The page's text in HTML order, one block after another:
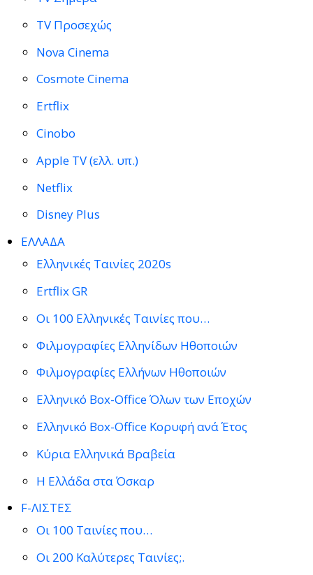
TV Προσεχώς
Nova Cinema
Cosmote Cinema
Ertflix
Cinobo
Apple TV (ελλ. υπ.)
Netflix
Disney Plus
ΕΛΛΑΔΑ
Ελληνικές Ταινίες 2020s
Ertflix GR
Οι 100 Ελληνικές Ταινίες που…
Φιλμογραφίες Ελληνίδων Ηθοποιών
Φιλμογραφίες Ελλήνων Ηθοποιών
Ελληνικό Box-Office Όλων των Εποχών
Ελληνικό Box-Office Κορυφή ανά Έτος
Κύρια Ελληνικά Βραβεία
Η Ελλάδα στα Όσκαρ
F-ΛΙΣΤΕΣ
Οι 100 Ταινίες που…
Οι 200 Καλύτερες Ταινίες;.